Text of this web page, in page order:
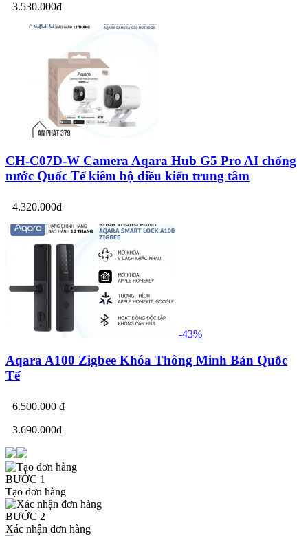
3.530.000đ
CH-C07D-W Camera Aqara Hub G5 Pro AI chống
nước Quốc Tế kiêm bộ điều kiển trung tâm
4.320.000đ
-43%
Aqara A100 Zigbee Khóa Thông Minh Bản Quốc
Tế
6.500.000 đ
3.690.000đ
BƯỚC 1
Tạo đơn hàng
BƯỚC 2
Xác nhận đơn hàng